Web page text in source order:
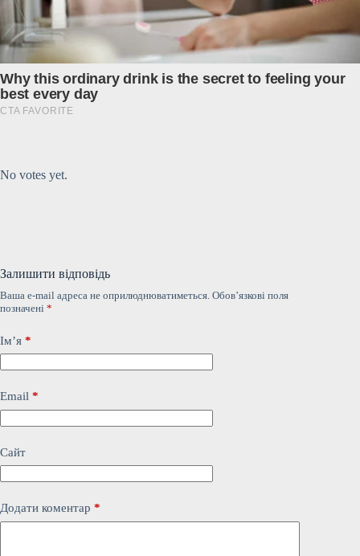
No votes yet.
Залишити відповідь
Ваша e-mail адреса не оприлюднюватиметься. Обов’язкові поля
позначені *
Ім’я *
Email *
Сайт
Додати коментар *